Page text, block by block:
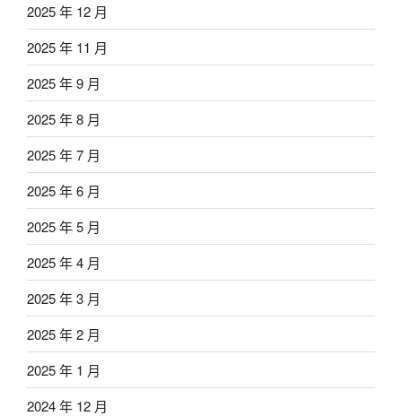
2025 年 12 月
2025 年 11 月
2025 年 9 月
2025 年 8 月
2025 年 7 月
2025 年 6 月
2025 年 5 月
2025 年 4 月
2025 年 3 月
2025 年 2 月
2025 年 1 月
2024 年 12 月